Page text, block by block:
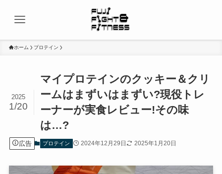
ホーム プロテイン
マイプロテインのクッキー＆クリ
ームはまずいはまずい?現役トレ
ーナーが実食レビュー!その味
は…?
2025
1/20
広告 プロテイン 2024年12月29日 2025年1月20日